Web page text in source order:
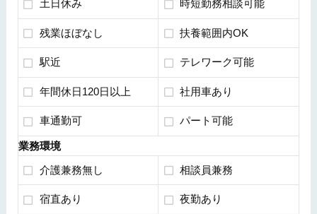
土日休み 時短勤務相談可能
残業ほぼなし 扶養範囲内OK
駅近 テレワーク可能
年間休日120日以上 社用車あり
車通勤可 パート可能
業務環境
介護兼務無し 相談員兼務
宿直あり 夜勤あり